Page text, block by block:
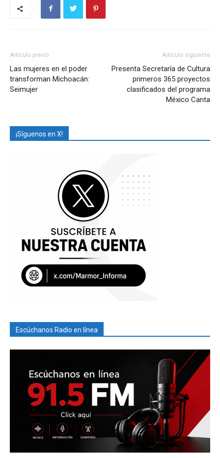
Artículo previo
Las mujeres en el poder
transforman Michoacán:
Seimujer
Artículo siguiente
Presenta Secretaría de Cultura
primeros 365 proyectos
clasificados del programa
México Canta
¡Síguenos en X!
Escúchanos Radio en línea